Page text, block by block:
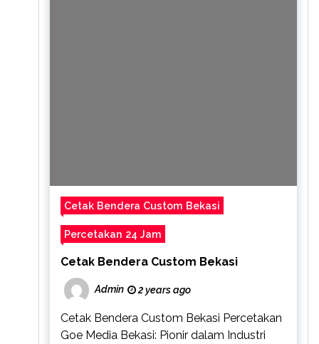
Cetak Bendera Custom Bekasi
Percetakan 24 Jam
Cetak Bendera Custom Bekasi
Admin 2 years ago
Cetak Bendera Custom Bekasi Percetakan
Goe Media Bekasi: Pionir dalam Industri